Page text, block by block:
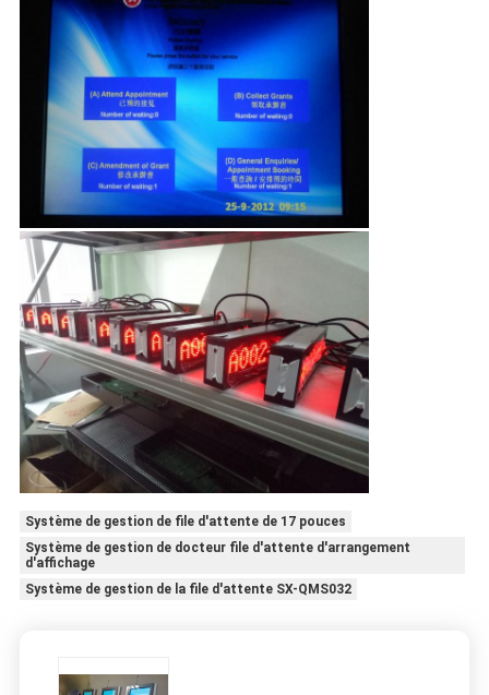
Système de gestion de file d'attente de 17 pouces
Système de gestion de docteur file d'attente d'arrangement
d'affichage
Système de gestion de la file d'attente SX-QMS032